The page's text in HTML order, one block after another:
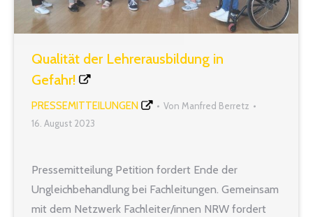
Qualität der Lehrerausbildung in
Gefahr!
PRESSEMITTEILUNGEN Von Manfred Berretz
16. August 2023
Pressemitteilung Petition fordert Ende der
Ungleichbehandlung bei Fachleitungen. Gemeinsam
mit dem Netzwerk Fachleiter/innen NRW fordert